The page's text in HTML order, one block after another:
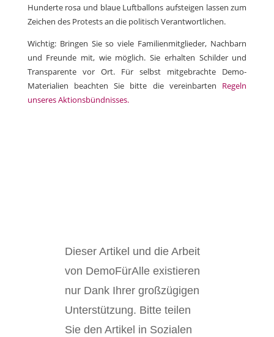
Hunderte rosa und blaue Luftballons aufsteigen lassen zum
Zeichen des Protests an die politisch Verantwortlichen.
Wichtig: Bringen Sie so viele Familienmitglieder, Nachbarn
und Freunde mit, wie möglich. Sie erhalten Schilder und
Transparente vor Ort. Für selbst mitgebrachte Demo-
Materialien beachten Sie bitte die vereinbarten Regeln
unseres Aktionsbündnisses.
Dieser Artikel und die Arbeit
von DemoFürAlle existieren
nur Dank Ihrer großzügigen
Unterstützung. Bitte teilen
Sie den Artikel in Sozialen